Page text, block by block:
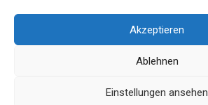
Akzeptieren
Ablehnen
Einstellungen ansehen
Suchen bei Vorabs